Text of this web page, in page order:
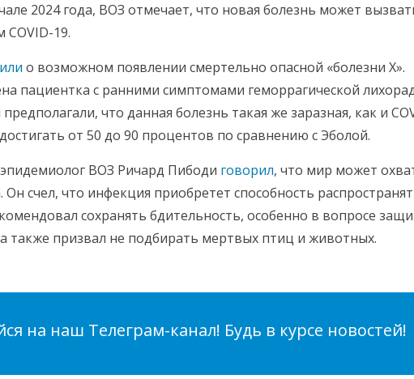
2024 года, ВОЗ отмечает, что новая болезнь может
COVID-19.
о возможном появлении смертельно опасной «болезни X».
пациентка с ранними симптомами геморрагической
что данная болезнь такая же заразная, как и
от 50 до 90 процентов по сравнению с Эболой.
ВОЗ Ричард Пибоди говорил, что мир может
счел, что инфекция приобретет способность
сохранять бдительность, особенно в вопросе
также призвал не подбирать мертвых птиц и животных.
на наш Телеграм-канал! Будь в курсе новостей!